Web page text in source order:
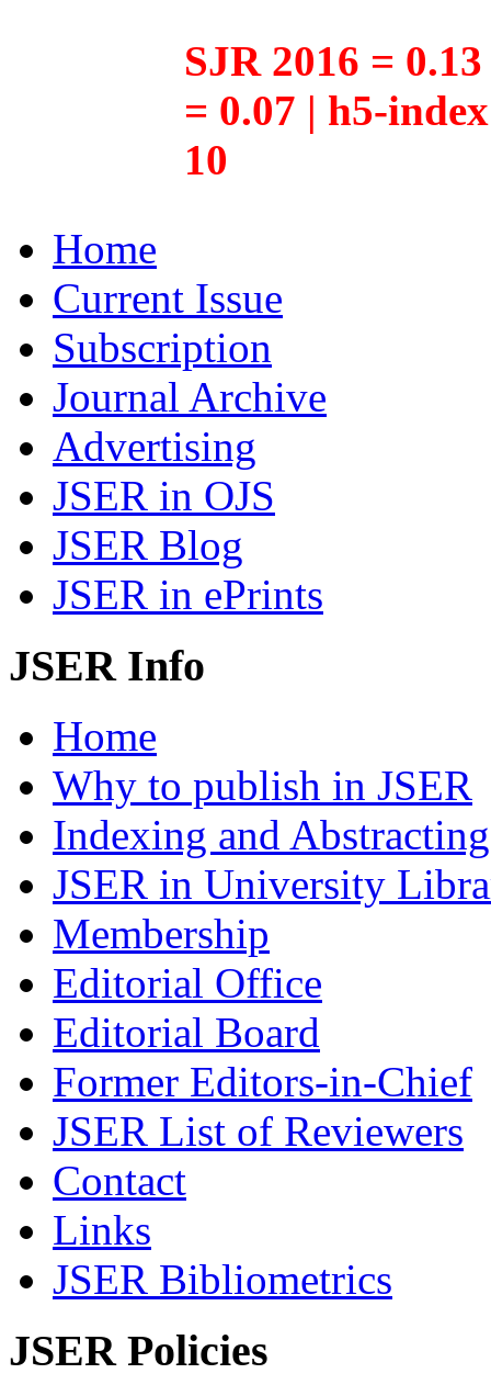
SJR 2016 =
= 0.07 | h5-
10
Home
Current Issue
Subscription
Journal Archive
Advertising
JSER in OJS
JSER Blog
JSER in ePrints
JSER Info
Home
Why to publish in JSER
Indexing and Abstracting
JSER in University
Membership
Editorial Office
Editorial Board
Former Editors-in-Chief
JSER List of Reviewers
Contact
Links
JSER Bibliometrics
JSER Policies